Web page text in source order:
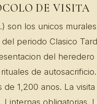
DE VISITA
son los unicos
periodo Clasico
del
de
1,200 anos. La
obligatorias.